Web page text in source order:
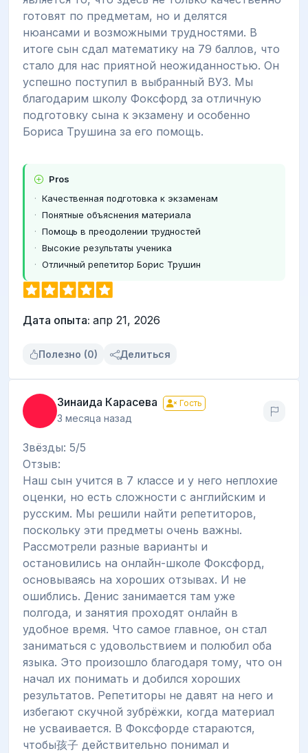
готовят по предметам, но и делятся
нюансами и возможными трудностями. В
итоге сын сдал математику на 79 баллов, что
стало для нас приятной неожиданностью. Он
успешно поступил в выбранный ВУЗ. Мы
благодарим школу Фоксфорд за отличную
подготовку сына к экзамену и особенно
Бориса Трушина за его помощь.
Pros
Качественная подготовка к экзаменам
Понятные объяснения материала
Помощь в преодолении трудностей
Высокие результаты ученика
Отличный репетитор Борис Трушин
Дата опыта: апр 21, 2026
Полезно (0) Делиться
Зинаида Карасева Гость
3 месяца назад
Звёзды: 5/5
Отзыв:
Наш сын учится в 7 классе и у него неплохие
оценки, но есть сложности с английским и
русским. Мы решили найти репетиторов,
поскольку эти предметы очень важны.
Рассмотрели разные варианты и
остановились на онлайн-школе Фоксфорд,
основываясь на хороших отзывах. И не
ошиблись. Денис занимается там уже
полгода, и занятия проходят онлайн в
удобное время. Что самое главное, он стал
заниматься с удовольствием и полюбил оба
языка. Это произошло благодаря тому, что он
начал их понимать и добился хороших
результатов. Репетиторы не давят на него и
избегают скучной зубрёжки, когда материал
не усваивается. В Фоксфорде стараются,
чтобы孩子 действительно понимал и